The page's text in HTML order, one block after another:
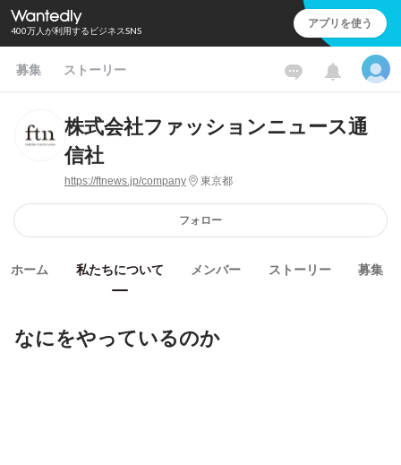
400万人が利用するビジネスSNS アプリを使う
募集 ストーリー
株式会社ファッションニュース通
信社
https://ftnews.jp/company 東京都
フォロー
ホーム 私たちについて メンバー ストーリー 募集
なにをやっているのか